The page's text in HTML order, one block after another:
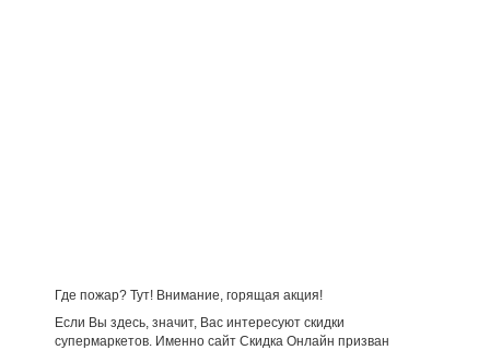
Где пожар? Тут! Внимание, горящая акция!
Если Вы здесь, значит, Вас интересуют скидки
супермаркетов. Именно сайт Скидка Онлайн призван